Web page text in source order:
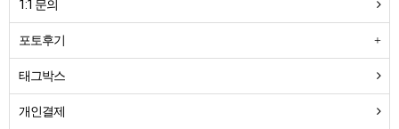
1:1 문의
포토후기
태그박스
개인결제